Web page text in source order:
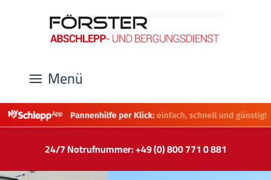
Menü
24/7 Notrufnummer: +49 (0) 800 771 0 881